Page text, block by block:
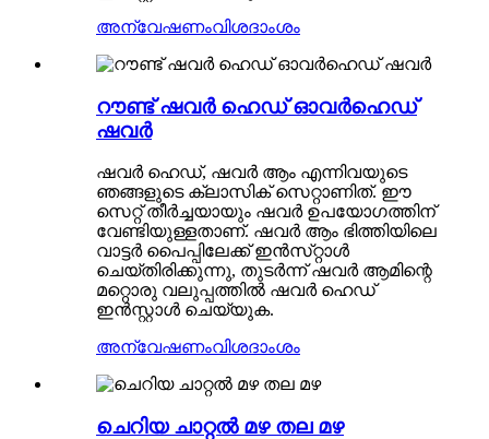
അന്വേഷണംവിശദാംശം
റൗണ്ട് ഷവർ ഹെഡ് ഓവർഹെഡ്
ഷവർ
ഷവർ ഹെഡ്, ഷവർ ആം എന്നിവയുടെ
ഞങ്ങളുടെ ക്ലാസിക് സെറ്റാണിത്. ഈ
സെറ്റ് തീർച്ചയായും ഷവർ ഉപയോഗത്തിന്
വേണ്ടിയുള്ളതാണ്. ഷവർ ആം ഭിത്തിയിലെ
വാട്ടർ പൈപ്പിലേക്ക് ഇൻസ്‌റ്റാൾ
ചെയ്‌തിരിക്കുന്നു, തുടർന്ന് ഷവർ ആമിന്റെ
മറ്റൊരു വലുപ്പത്തിൽ ഷവർ ഹെഡ്
ഇൻസ്റ്റാൾ ചെയ്യുക.
അന്വേഷണംവിശദാംശം
ചെറിയ ചാറ്റൽ മഴ തല മഴ